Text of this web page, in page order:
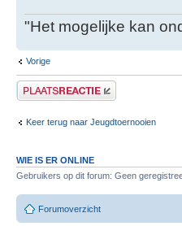
"Het mogelijke kan
Vorige
Plaats een reactie
Keer terug naar Jeugdtoernooien
WIE IS ER ONLINE
Gebruikers op dit forum: Geen
Forumoverzicht